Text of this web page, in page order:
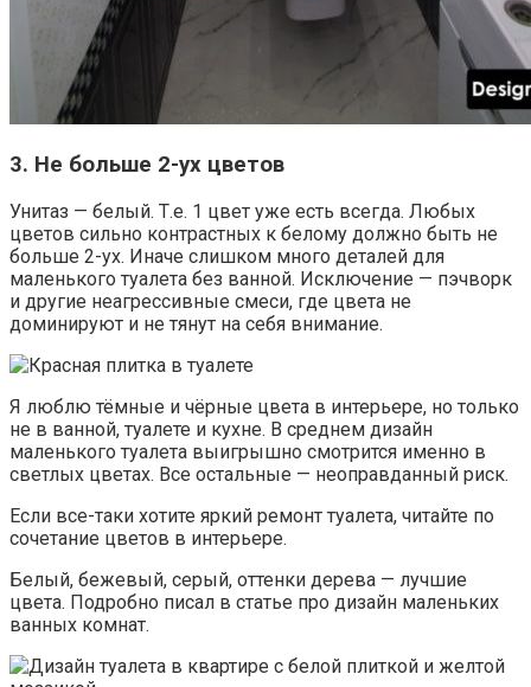
3. Не больше 2-ух цветов
Унитаз — белый. Т.е. 1 цвет уже есть всегда. Любых
цветов сильно контрастных к белому должно быть не
больше 2-ух. Иначе слишком много деталей для
маленького туалета без ванной. Исключение — пэчворк
и другие неагрессивные смеси, где цвета не
доминируют и не тянут на себя внимание.
Я люблю тёмные и чёрные цвета в интерьере, но только
не в ванной, туалете и кухне. В среднем дизайн
маленького туалета выигрышно смотрится именно в
светлых цветах. Все остальные — неоправданный риск.
Если все-таки хотите яркий ремонт туалета, читайте по
сочетание цветов в интерьере.
Белый, бежевый, серый, оттенки дерева — лучшие
цвета. Подробно писал в статье про дизайн маленьких
ванных комнат.